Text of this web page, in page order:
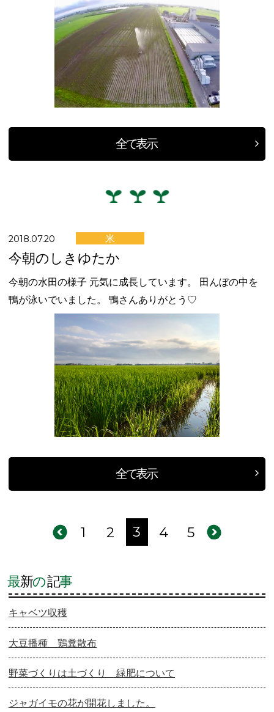
全て表示
2018.07.20 米
今朝のしきゆたか
今朝の水田の様子 元気に成長しています。 田んぼの中を
鴨が泳いでいました。 鴨さんありがとう♡
全て表示
1 2 3 4 5
最新の記事
キャベツ収穫
大豆播種 鶏糞散布
野菜づくりは土づくり 緑肥について
ジャガイモの花が開花しました。